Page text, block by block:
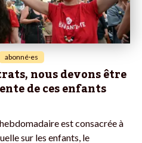
abonné·es
nous devons être
de ces enfants
est consacrée à
sur les enfants, le